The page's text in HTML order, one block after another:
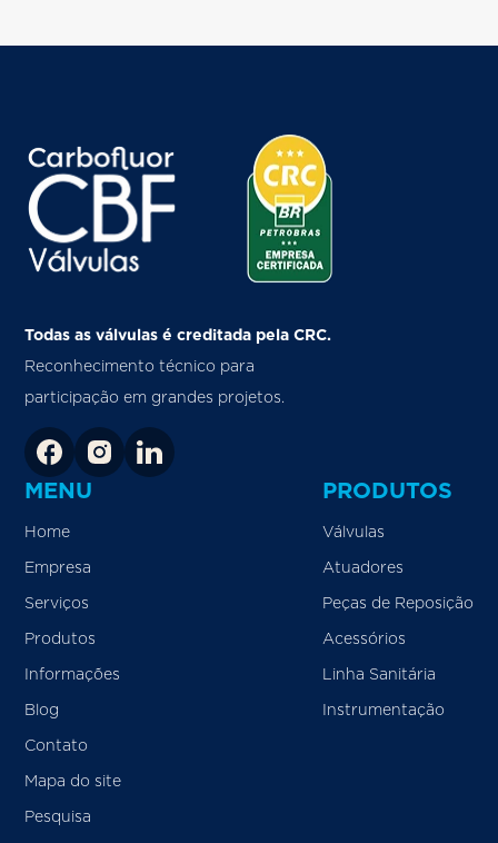
Todas as válvulas é creditada pela CRC.
Reconhecimento técnico para
participação em grandes projetos.
MENU
Home
Empresa
Serviços
Produtos
Informações
Blog
Contato
Mapa do site
Pesquisa
PRODUTOS
Válvulas
Atuadores
Peças de Reposição
Acessórios
Linha Sanitária
Instrumentação